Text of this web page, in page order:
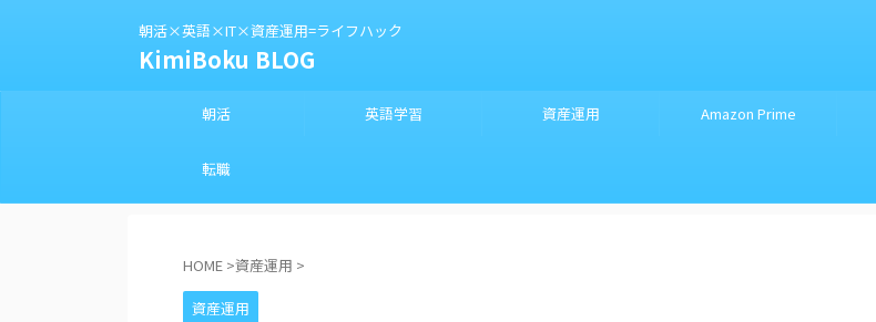
朝活×英語×IT×資産運用=ライフハック
KimiBoku BLOG
朝活 英語学習 資産運用 Amazon Prime
転職
HOME >資産運用 >
資産運用